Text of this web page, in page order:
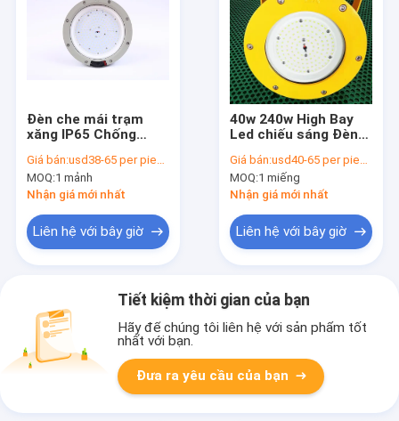
Đèn che mái trạm
xăng IP65 Chống
Giá bán:usd38-65 per piece
MOQ:1 mảnh
Nhận giá mới nhất
Liên hệ với bây giờ
40w 240w High Bay
Led chiếu sáng Đèn
21 Vùng 22
Giá bán:usd40-65 per piece
MOQ:1 miếng
Nhận giá mới nhất
Liên hệ với bây giờ
Tiết kiệm thời gian của bạn
Hãy để chúng tôi liên hệ với sản phẩm tốt
nhất với bạn.
Đưa ra yêu cầu của bạn